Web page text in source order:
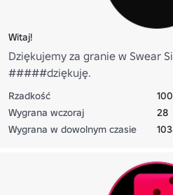
Witaj!
Dziękujemy za granie w Swear
#####dziękuję.
Rzadkość
Wygrana wczoraj
28
Wygrana w dowolnym czasie